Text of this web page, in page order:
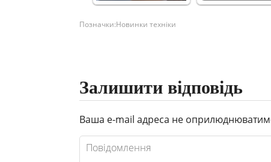
Позначки:Новинки техніки
Залишити відповідь
Ваша e-mail адреса не